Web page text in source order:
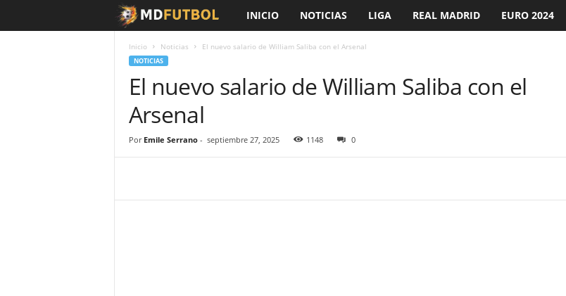
D
t
o
INICIO NOTICIAS LIGA REAL MADRID EURO 2024
Inicio Noticias El nuevo salario de William Saliba con el Arsenal
NOTICIAS
El nuevo salario de William Saliba con el
Arsenal
Por Emile Serrano- septiembre 27, 2025 1148 0